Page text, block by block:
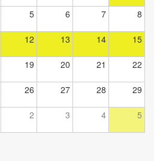
5 6 7 8
12 13 14 15
19 20 21 22
26 27 28 29
2 3 4 5